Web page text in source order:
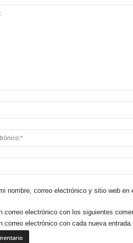
nombre, correo electrónico y sitio web
correo electrónico con los siguientes
correo electrónico con cada nueva entrada.